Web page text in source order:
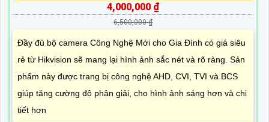
4,000,000 ₫
6,500,000 ₫
Đầy đủ bộ camera Công Nghệ Mới cho Gia Đình có giá siêu
rẻ từ Hikvision sẽ mang lại hình ảnh sắc nét và rõ ràng. Sản
phẩm này được trang bị công nghệ AHD, CVI, TVI và BCS
giúp tăng cường độ phân giải, cho hình ảnh sáng hơn và chi
tiết hơn